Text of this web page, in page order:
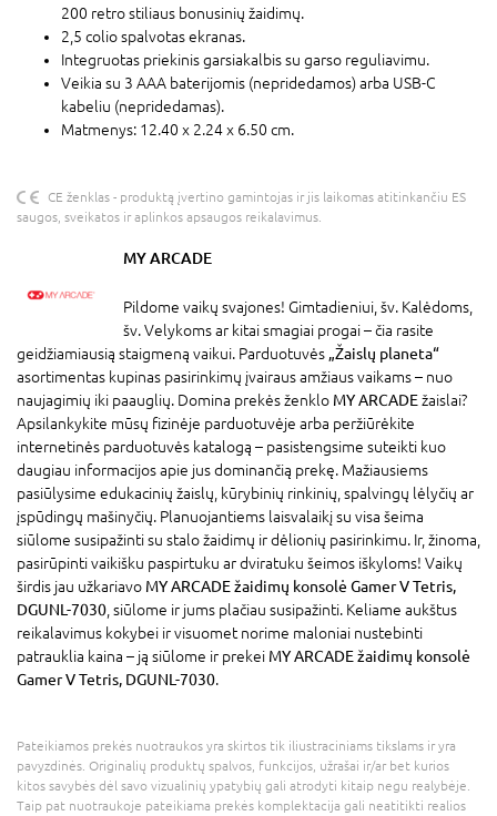
200 retro stiliaus bonusinių žaidimų.
2,5 colio spalvotas ekranas.
Integruotas priekinis garsiakalbis su garso reguliavimu.
Veikia su 3 AAA baterijomis (nepridedamos) arba USB-C
kabeliu (nepridedamas).
Matmenys: 12.40 x 2.24 x 6.50 cm.
CE ženklas - produktą įvertino gamintojas ir jis laikomas atitinkančiu ES
saugos, sveikatos ir aplinkos apsaugos reikalavimus.
MY ARCADE
Pildome vaikų svajones! Gimtadieniui, šv. Kalėdoms,
šv. Velykoms ar kitai smagiai progai – čia rasite
geidžiamiausią staigmeną vaikui. Parduotuvės „Žaislų planeta“
asortimentas kupinas pasirinkimų įvairaus amžiaus vaikams – nuo
naujagimių iki paauglių. Domina prekės ženklo MY ARCADEžaislai?
Apsilankykite mūsų fizinėje parduotuvėje arba peržiūrėkite
internetinės parduotuvės katalogą – pasistengsime suteikti kuo
daugiau informacijos apie jus dominančią prekę. Mažiausiems
pasiūlysime edukacinių žaislų, kūrybinių rinkinių, spalvingų lėlyčių ar
įspūdingų mašinyčių. Planuojantiems laisvalaikį su visa šeima
siūlome susipažinti su stalo žaidimų ir dėlionių pasirinkimu. Ir, žinoma,
pasirūpinti vaikišku paspirtuku ar dviratuku šeimos iškyloms! Vaikų
širdis jau užkariavo MY ARCADE žaidimų konsolė Gamer V Tetris,
DGUNL-7030, siūlome ir jums plačiau susipažinti. Keliame aukštus
reikalavimus kokybei ir visuomet norime maloniai nustebinti
patrauklia kaina – ją siūlome ir prekei MY ARCADE žaidimų konsolė
Gamer V Tetris, DGUNL-7030.
Pateikiamos prekės nuotraukos yra skirtos tik iliustraciniams tikslams ir yra
pavyzdinės. Originalių produktų spalvos, funkcijos, užrašai ir/ar bet kurios
kitos savybės dėl savo vizualinių ypatybių gali atrodyti kitaip negu realybėje.
Taip pat nuotraukoje pateikiama prekės komplektacija gali neatitikti realios